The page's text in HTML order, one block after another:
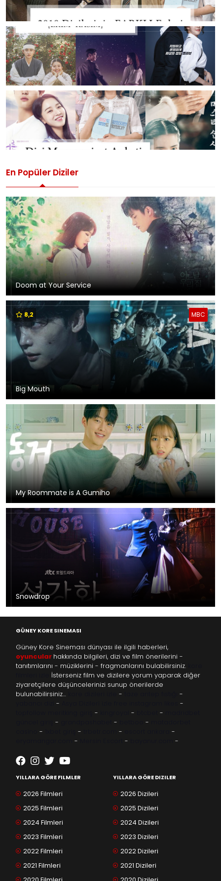
En Popüler Diziler
Doom at Your Service
MBC
8,2
Big Mouth
My Roommate is A Gumiho
Snowdrop
GÜNEY KORE SINEMASI
Güney Kore Sineması dünyası ile ilgili haberleri,
oyuncular hakkında bilgileri, dizi ve film önerilerini -
tanıtımlarını - müziklerini - fragmanlarını bulabilirsiniz.
İsterseniz film ve dizilere yorum yaparak diğer
ziyaretçilere düşüncelerinizi sunup önerilerde
bulunabilirsiniz…
-
-
-
-
- - -
- - -
- - -
-
- - -
YILLARA GÖRE FILMLER
2026 Filmleri
2025 Filmleri
2024 Filmleri
2023 Filmleri
2022 Filmleri
2021 Filmleri
YILLARA GÖRE DIZILER
2026 Dizileri
2025 Dizileri
2024 Dizileri
2023 Dizileri
2022 Dizileri
2021 Dizileri